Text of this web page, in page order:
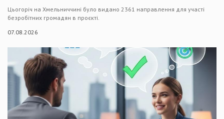
Цьогоріч на Хмельниччині було видано 2361 направлення для участі
безробітних громадян в проєкті.
07.08.2026